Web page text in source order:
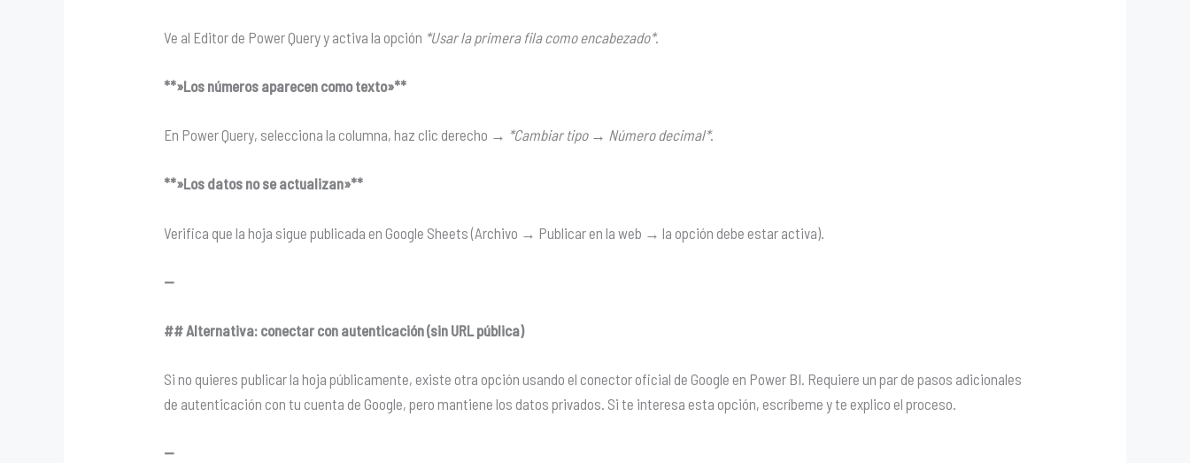
Ve al Editor de Power Query y activa la opción *Usar la primera fila como encabezado*.
**»Los números aparecen como texto»**
En Power Query, selecciona la columna, haz clic derecho → *Cambiar tipo → Número decimal*.
**»Los datos no se actualizan»**
Verifica que la hoja sigue publicada en Google Sheets (Archivo → Publicar en la web → la opción debe estar activa).
—
## Alternativa: conectar con autenticación (sin URL pública)
Si no quieres publicar la hoja públicamente, existe otra opción usando el conector oficial de Google en Power BI. Requiere un par de pasos adicionales
de autenticación con tu cuenta de Google, pero mantiene los datos privados. Si te interesa esta opción, escríbeme y te explico el proceso.
—